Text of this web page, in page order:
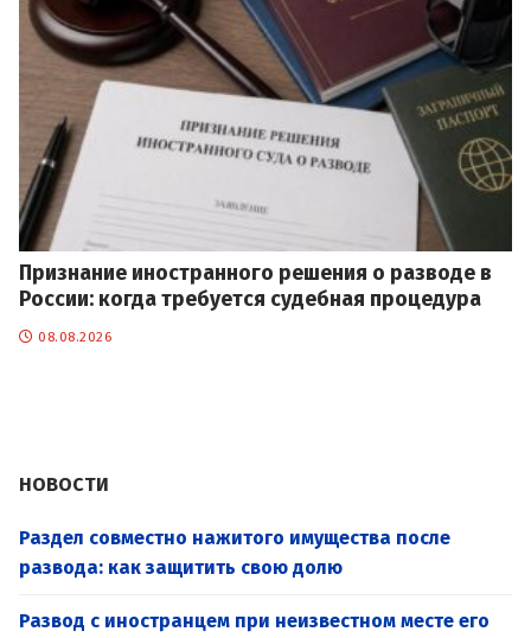
Признание иностранного решения о разводе в
России: когда требуется судебная процедура
08.08.2026
НОВОСТИ
Раздел совместно нажитого имущества после
развода: как защитить свою долю
Развод с иностранцем при неизвестном месте его